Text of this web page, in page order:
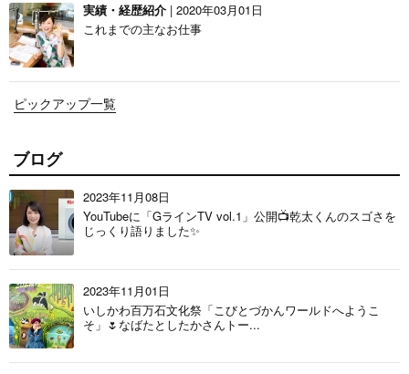
実績・経歴紹介 | 2020年03月01日
これまでの主なお仕事
ピックアップ一覧
ブログ
2023年11月08日
YouTubeに「GラインTV vol.1」公開📺乾太くんのスゴさを
じっくり語りました✨
2023年11月01日
いしかわ百万石文化祭「こびとづかんワールドへようこ
そ」🌷なばたとしたかさんトー...